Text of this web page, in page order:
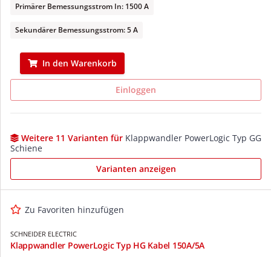
Primärer Bemessungsstrom In: 1500 A
Sekundärer Bemessungsstrom: 5 A
In den Warenkorb
Einloggen
Weitere 11 Varianten für Klappwandler PowerLogic Typ GG
Schiene
Varianten anzeigen
Zu Favoriten hinzufügen
SCHNEIDER ELECTRIC
Klappwandler PowerLogic Typ HG Kabel 150A/5A